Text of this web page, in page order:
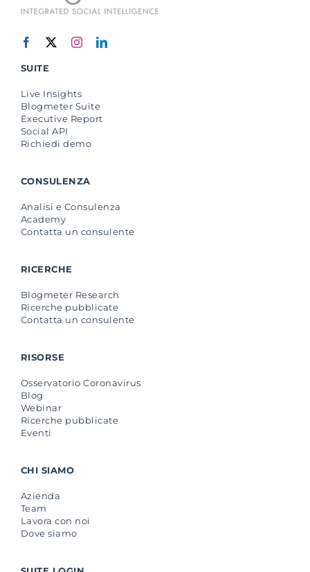
SUITE
Live Insights
Blogmeter Suite
Executive Report
Social API
Richiedi demo
CONSULENZA
Analisi e Consulenza
Academy
Contatta un consulente
RICERCHE
Blogmeter Research
Ricerche pubblicate
Contatta un consulente
RISORSE
Osservatorio Coronavirus
Blog
Webinar
Ricerche pubblicate
Eventi
CHI SIAMO
Azienda
Team
Lavora con noi
Dove siamo